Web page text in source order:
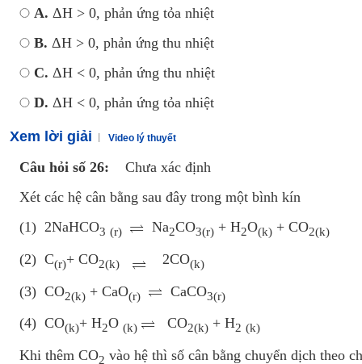
A. ΔH > 0, phản ứng tỏa nhiệt
B. ΔH > 0, phản ứng thu nhiệt
C. ΔH < 0, phản ứng thu nhiệt
D. ΔH < 0, phản ứng tỏa nhiệt
Xem lời giải Video lý thuyết
Câu hỏi số 26:
Chưa xác định
Xét các hệ cân bằng sau đây trong một bình kín
(1) 2NaHCO3 (r) Na2CO3(r) + H2O(k) + CO
(2) C(r)+ CO2(k) 2CO(k)
(3) CO2(k) + CaO(r) CaCO3(r)
(4) CO(k)+ H2O (k) CO2(k) + H2 (k)
Khi thêm CO2 vào hệ thì số cân bằng chuyển dịch theo